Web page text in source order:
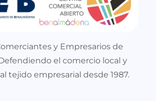
y Empresarios de
el comercio local y
tejido empresarial desde 1987.